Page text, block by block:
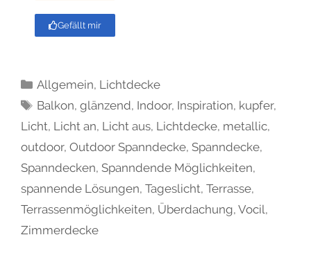
Gefällt mir
Allgemein, Lichtdecke
Balkon,glänzend, Indoor, Inspiration, kupfer,
Licht, Licht an, Licht aus, Lichtdecke, metallic,
outdoor, Outdoor Spanndecke, Spanndecke,
Spanndecken, Spanndende Möglichkeiten,
spannende Lösungen, Tageslicht, Terrasse,
Terrassenmöglichkeiten, Überdachung, Vocil,
Zimmerdecke